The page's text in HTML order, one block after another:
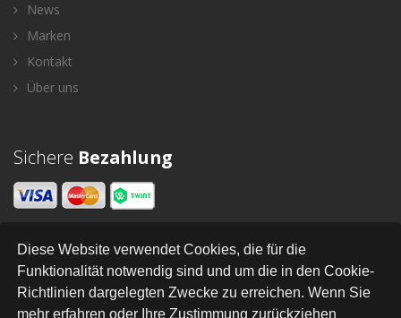
Diese Website verwendet Cookies, die für die
Funktionalität notwendig sind und um die in den Cookie-
Richtlinien dargelegten Zwecke zu erreichen. Wenn Sie
mehr erfahren oder Ihre Zustimmung zurückziehen
News
Marken
Kontakt
Über uns
Sichere Bezahlung
Newsletter
SENDEN